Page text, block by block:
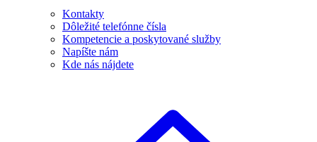
Kontakty
Dôležité telefónne čísla
Kompetencie a poskytované služby
Napíšte nám
Kde nás nájdete